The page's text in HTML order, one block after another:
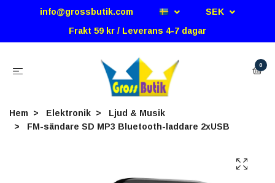
info@grossbutik.com
SEK
Frakt 59 kr / Leverans 4-7 dagar
0
Hem Elektronik
Ljud & Musik
FM-sändare SD MP3 Bluetooth-laddare 2xUSB